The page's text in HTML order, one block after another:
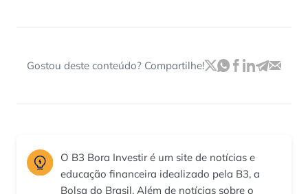
Gostou deste conteúdo? Compartilhe!
O B3 Bora Investir é um site de notícias e
educação financeira idealizado pela B3, a
Bolsa do Brasil. Além de notícias sobre o